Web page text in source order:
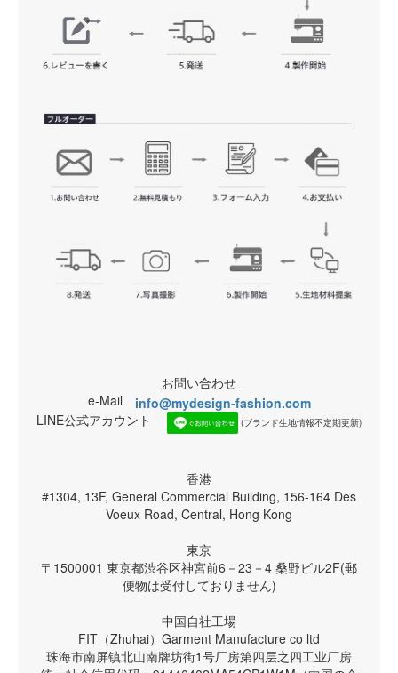
お問い合わせ
e-Mail info@mydesign-fashion.com
LINE公式アカウント
(ブランド生地情報不定期更新)
香港
#1304, 13F, General Commercial Building, 156-164 Des
Voeux Road, Central, Hong Kong
東京
〒1500001 東京都渋谷区神宮前6－23－4 桑野ビル2F(郵
便物は受付しておりません)
中国自社工場
FIT（Zhuhai）Garment Manufacture co ltd
珠海市南屏镇北山南牌坊街1号厂房第四层之四工业厂房